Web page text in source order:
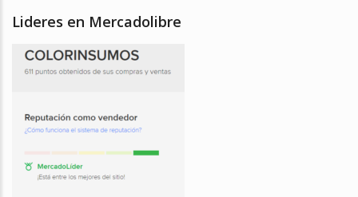
Lideres en Mercadolibre